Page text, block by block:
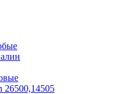
26500,14505